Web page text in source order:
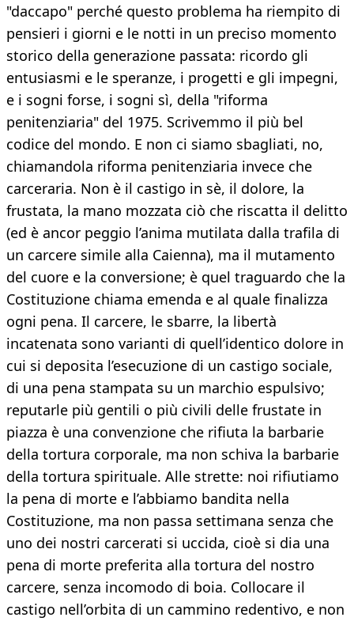
"daccapo" perché questo problema ha riempito di
pensieri i giorni e le notti in un preciso momento
storico della generazione passata: ricordo gli
entusiasmi e le speranze, i progetti e gli impegni,
e i sogni forse, i sogni sì, della "riforma
penitenziaria" del 1975. Scrivemmo il più bel
codice del mondo. E non ci siamo sbagliati, no,
chiamandola riforma penitenziaria invece che
carceraria. Non è il castigo in sè, il dolore, la
frustata, la mano mozzata ciò che riscatta il delitto
(ed è ancor peggio l’anima mutilata dalla trafila di
un carcere simile alla Caienna), ma il mutamento
del cuore e la conversione; è quel traguardo che la
Costituzione chiama emenda e al quale finalizza
ogni pena. Il carcere, le sbarre, la libertà
incatenata sono varianti di quell’identico dolore in
cui si deposita l’esecuzione di un castigo sociale,
di una pena stampata su un marchio espulsivo;
reputarle più gentili o più civili delle frustate in
piazza è una convenzione che rifiuta la barbarie
della tortura corporale, ma non schiva la barbarie
della tortura spirituale. Alle strette: noi rifiutiamo
la pena di morte e l’abbiamo bandita nella
Costituzione, ma non passa settimana senza che
uno dei nostri carcerati si uccida, cioè si dia una
pena di morte preferita alla tortura del nostro
carcere, senza incomodo di boia. Collocare il
castigo nell’orbita di un cammino redentivo, e non